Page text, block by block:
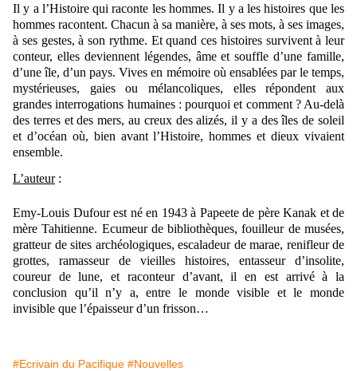
Il y a l’Histoire qui raconte les hommes. Il y a les histoires que les
hommes racontent. Chacun à sa manière, à ses mots, à ses images,
à ses gestes, à son rythme. Et quand ces histoires survivent à leur
conteur, elles deviennent légendes, âme et souffle d’une famille,
d’une île, d’un pays. Vives en mémoire où ensablées par le temps,
mystérieuses, gaies ou mélancoliques, elles répondent aux
grandes interrogations humaines : pourquoi et comment ? Au-delà
des terres et des mers, au creux des alizés, il y a des îles de soleil
et d’océan où, bien avant l’Histoire, hommes et dieux vivaient
ensemble.
L’auteur:
Emy-Louis Dufour est né en 1943 à Papeete de père Kanak et de
mère Tahitienne. Ecumeur de bibliothèques, fouilleur de musées,
gratteur de sites archéologiques, escaladeur de marae, renifleur de
grottes, ramasseur de vieilles histoires, entasseur d’insolite,
coureur de lune, et raconteur d’avant, il en est arrivé à la
conclusion qu’il n’y a, entre le monde visible et le monde
invisible que l’épaisseur d’un frisson…
#Ecrivain du Pacifique #Nouvelles